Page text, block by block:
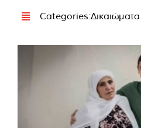
Categories:Δικαιώματα